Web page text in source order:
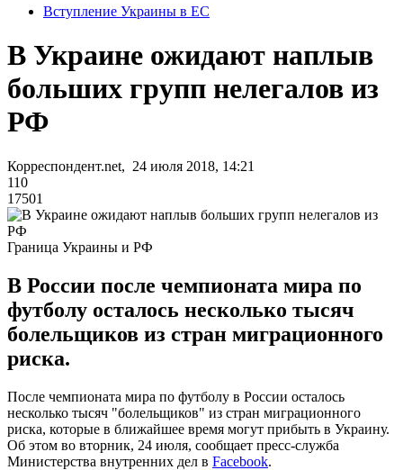
Вступление Украины в ЕС
В Украине ожидают наплыв
больших групп нелегалов из
РФ
Корреспондент.net, 24 июля 2018, 14:21
110
17501
Граница Украины и РФ
В России после чемпионата мира по
футболу осталось несколько тысяч
болельщиков из стран миграционного
риска.
После чемпионата мира по футболу в России осталось
несколько тысяч "болельщиков" из стран миграционного
риска, которые в ближайшее время могут прибыть в Украину.
Об этом во вторник, 24 июля, сообщает пресс-служба
Министерства внутренних дел в Facebook.